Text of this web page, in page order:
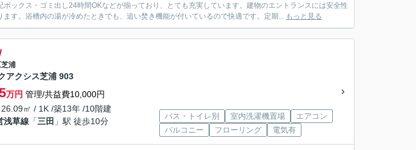
ックス・ゴミ出し24時間OKなどが揃っており、とても充実しています。建物のエントランスには安全性
す。浴槽内の湯が冷めたときでも、追い焚き機能が付いているので快適です。定期... もっと見る
芝浦
アクシス芝浦 903
万円 管理/共益費10,000円
㎡ / 1K /築13年 /10階建
浅草線 「三田 」駅 徒歩10分
バス・トイレ別 室内洗濯機置場
エアコン
バルコニー
フローリング 電気有